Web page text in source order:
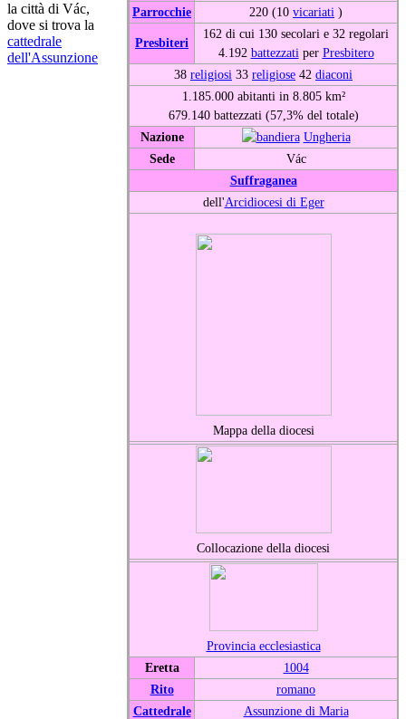
Parrocchie 220 (10 vicariati )
Presbiteri
162 di cui 130 secolari e 32 regolari
4.192 battezzati per Presbitero
38 religiosi 33 religiose 42 diaconi
1.185.000 abitanti in 8.805 km²
679.140 battezzati (57,3% del totale)
Nazione
Ungheria
Sede
Vác
Suffraganea
dell'Arcidiocesi di Eger
Mappa della diocesi
Collocazione della diocesi
Provincia ecclesiastica
Eretta
1004
Rito
romano
Cattedrale
Assunzione di Maria
la città di Vác,
dove si trova la
cattedrale
dell'Assunzione